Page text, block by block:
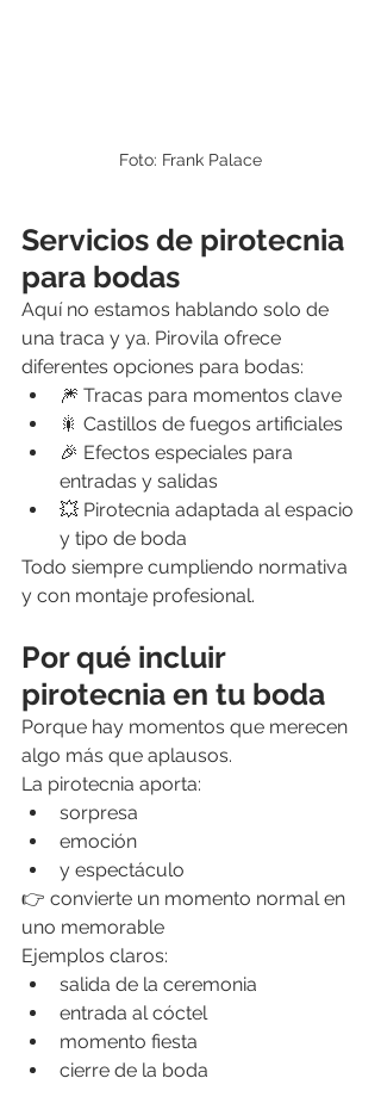
Foto: Frank Palace
Servicios de pirotecnia
para bodas
Aquí no estamos hablando solo de
una traca y ya. Pirovila ofrece
diferentes opciones para bodas:
🎆 Tracas para momentos clave
🎇 Castillos de fuegos artificiales
🎉 Efectos especiales para
entradas y salidas
💥 Pirotecnia adaptada al espacio
y tipo de boda
Todo siempre cumpliendo normativa
y con montaje profesional.
Por qué incluir
pirotecnia en tu boda
Porque hay momentos que merecen
algo más que aplausos.
La pirotecnia aporta:
sorpresa
emoción
y espectáculo
👉 convierte un momento normal en
uno memorable
Ejemplos claros:
salida de la ceremonia
entrada al cóctel
momento fiesta
cierre de la boda